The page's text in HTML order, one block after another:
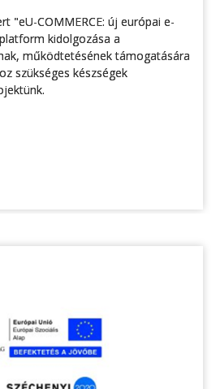
"eU-COMMERCE: új európai e-
kidolgozása a
működtetésének támogatására
szükséges készségek